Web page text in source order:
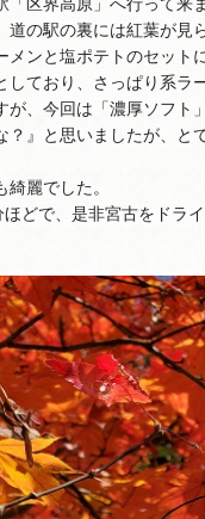
区界高原」へ行って来
の駅の裏には紅葉が見
メンと塩ポテトのセット
しており、さっぱり系ラ
が、今回は「濃厚ソフト
？』と思いましたが、
麗でした。
どで、是非宮古をドラ